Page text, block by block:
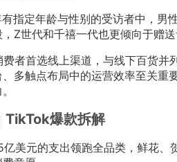
指定年龄与性别的受访者中，
Z世代和千禧一代也更倾向于赠送
者首选线上渠道，与线下百货
多触点布局中的运营效率至关
TikTok爆款拆解
亿美元的支出领跑全品类，鲜花